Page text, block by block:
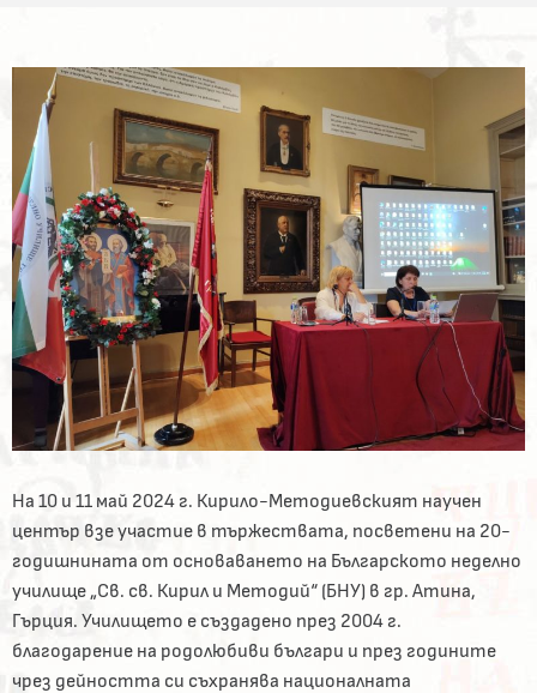
На 10 и 11 май 2024 г. Кирило-Методиевският научен
център взе участие в тържествата, посветени на 20-
годишнината от основаването на Българското неделно
училище „Св. св. Кирил и Методий“ (БНУ) в гр. Атина,
Гърция. Училището е създадено през 2004 г.
благодарение на родолюбиви българи и през годините
чрез дейността си съхранява националната